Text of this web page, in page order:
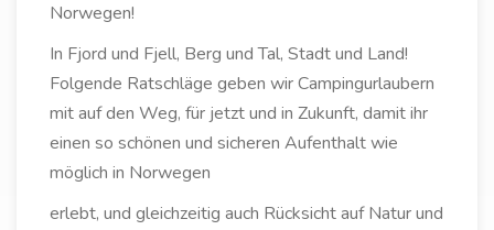
Norwegen!
In Fjord und Fjell, Berg und Tal, Stadt und Land!
Folgende Ratschläge geben wir Campingurlaubern
mit auf den Weg, für jetzt und in Zukunft, damit ihr
einen so schönen und sicheren Aufenthalt wie
möglich in Norwegen
erlebt, und gleichzeitig auch Rücksicht auf Natur und